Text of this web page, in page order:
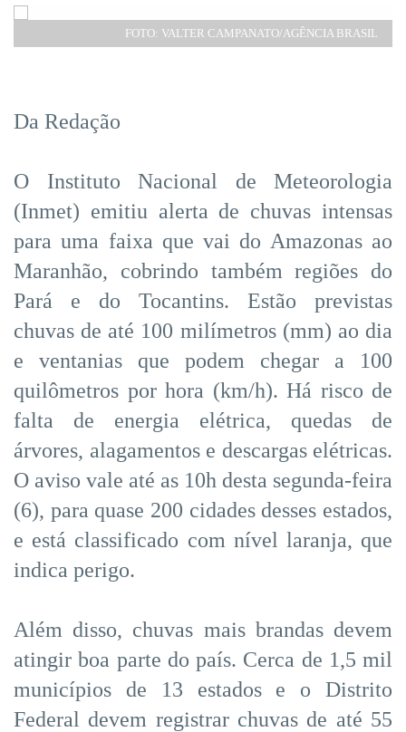
FOTO: VALTER CAMPANATO/AGÊNCIA BRASIL
Da Redação
O Instituto Nacional de Meteorologia
(Inmet) emitiu alerta de chuvas intensas
para uma faixa que vai do Amazonas ao
Maranhão, cobrindo também regiões do
Pará e do Tocantins. Estão previstas
chuvas de até 100 milímetros (mm) ao dia
e ventanias que podem chegar a 100
quilômetros por hora (km/h). Há risco de
falta de energia elétrica, quedas de
árvores, alagamentos e descargas elétricas.
O aviso vale até as 10h desta segunda-feira
(6), para quase 200 cidades desses estados,
e está classificado com nível laranja, que
indica perigo.
Além disso, chuvas mais brandas devem
atingir boa parte do país. Cerca de 1,5 mil
municípios de 13 estados e o Distrito
Federal devem registrar chuvas de até 55